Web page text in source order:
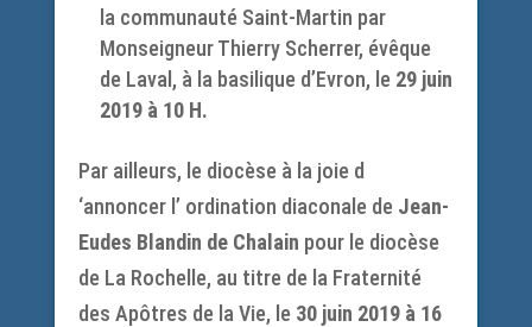
la communauté Saint-Martin par
Monseigneur Thierry Scherrer, évêque
de Laval, à la basilique d’Evron, le 29 juin
2019 à 10 H.
Par ailleurs, le diocèse à la joie d
‘annoncer l’ ordination diaconale de Jean-
Eudes Blandin de Chalain pour le diocèse
de La Rochelle, au titre de la Fraternité
des Apôtres de la Vie, le 30 juin 2019 à 16